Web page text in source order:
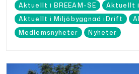
Aktuellt i BREEAM-SE
Aktuellt
Aktuellt i Miljöbyggnad iDrift
Medlemsnyheter
Nyheter